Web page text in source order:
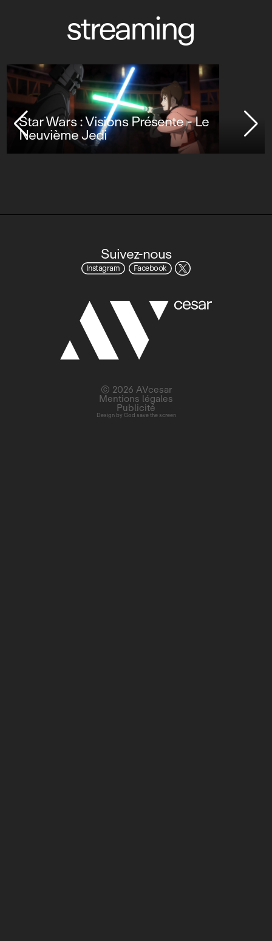
streaming
Star Wars : Visions Présente - Le
Neuvième Jedi
Suivez-nous
Instagram Facebook
Design by God save the screen
© 2026 AVcesar
Mentions légales
Publicité